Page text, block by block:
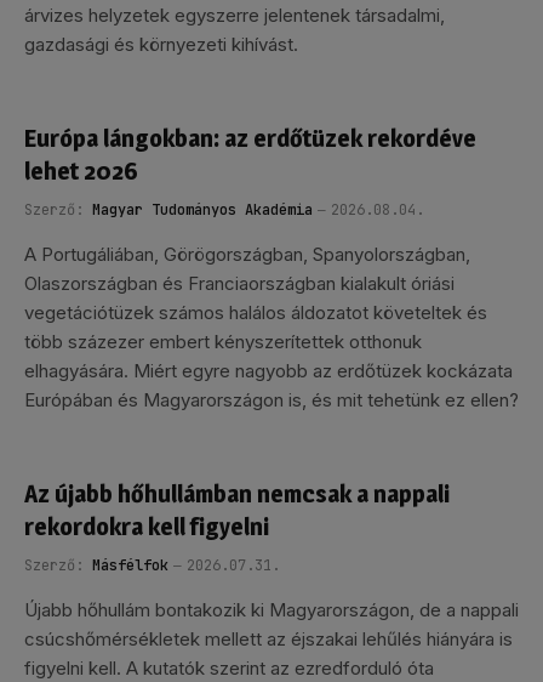
árvizes helyzetek egyszerre jelentenek társadalmi,
gazdasági és környezeti kihívást.
Európa lángokban: az erdőtüzek rekordéve
lehet 2026
Szerző: Magyar Tudományos Akadémia 2026.08.04.
A Portugáliában, Görögországban, Spanyolországban,
Olaszországban és Franciaországban kialakult óriási
vegetációtüzek számos halálos áldozatot követeltek és
több százezer embert kényszerítettek otthonuk
elhagyására. Miért egyre nagyobb az erdőtüzek kockázata
Európában és Magyarországon is, és mit tehetünk ez ellen?
Az újabb hőhullámban nemcsak a nappali
rekordokra kell figyelni
Szerző: Másfélfok 2026.07.31.
Újabb hőhullám bontakozik ki Magyarországon, de a nappali
csúcshőmérsékletek mellett az éjszakai lehűlés hiányára is
figyelni kell. A kutatók szerint az ezredforduló óta